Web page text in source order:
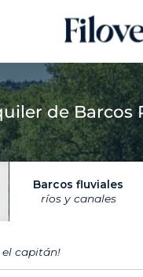
de Barcos
Barcos fluviales
ríos y canales
el capitán!